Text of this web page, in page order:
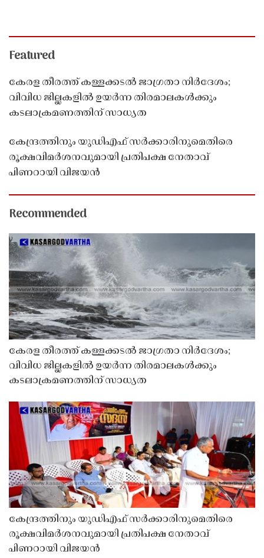
Featured
കേരള തീരത്ത് കള്ളക്കടൽ ജാഗ്രതാ നിർദേശം;
വിവിധ ജില്ലകളിൽ ഉയർന്ന തിരമാലകൾക്കും
കടലാക്രമണത്തിന് സാധ്യത
കേന്ദ്രത്തിനും യുഡിഎഫ് സർക്കാരിനുമെതിരെ
രൂക്ഷവിമർശനവുമായി പ്രതിപക്ഷ നേതാവ്
പിണറായി വിജയൻ
Recommended
കേരള തീരത്ത് കള്ളക്കടൽ ജാഗ്രതാ നിർദേശം;
വിവിധ ജില്ലകളിൽ ഉയർന്ന തിരമാലകൾക്കും
കടലാക്രമണത്തിന് സാധ്യത
കേന്ദ്രത്തിനും യുഡിഎഫ് സർക്കാരിനുമെതിരെ
രൂക്ഷവിമർശനവുമായി പ്രതിപക്ഷ നേതാവ്
പിണറായി വിജയൻ